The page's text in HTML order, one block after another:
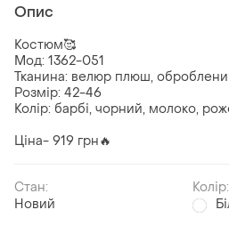
Опис
Костюм🥰
Мод: 1362-051
Тканина: велюр плюш,
Розмір: 42-46
Колір: барбі, чорний, молоко,
Ціна- 919 грн🔥
Стан:
Новий
Колір: